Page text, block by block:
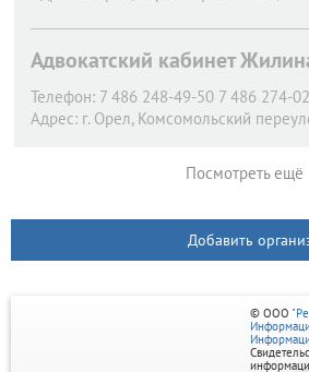
Адвокатский кабинет
Телефон: 7 486 248-49-50 7 486 274-
Адрес: г. Орел, Комсомольский
Посмотреть ещё
Добавить
© ООО